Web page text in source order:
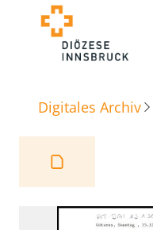
Digitales Archiv